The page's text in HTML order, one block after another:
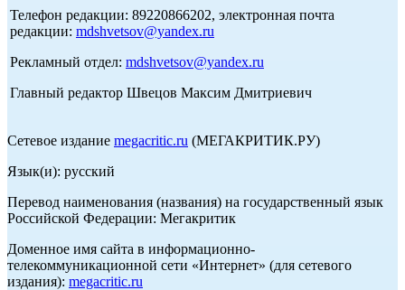
Телефон редакции: 89220866202, электронная почта
редакции: mdshvetsov@yandex.ru
Рекламный отдел: mdshvetsov@yandex.ru
Главный редактор Швецов Максим Дмитриевич
Сетевое издание megacritic.ru (МЕГАКРИТИК.РУ)
Язык(и): русский
Перевод наименования (названия) на государственный язык
Российской Федерации: Мегакритик
Доменное имя сайта в информационно-
телекоммуникационной сети «Интернет» (для сетевого
издания): megacritic.ru